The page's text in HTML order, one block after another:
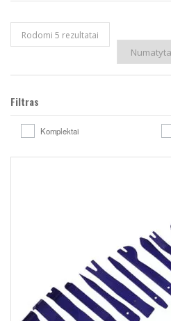
Rodomi 5 rezultatai
Filtras
Komplektai